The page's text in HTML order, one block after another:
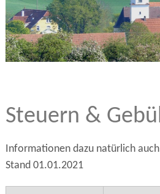
Steuern &
Informationen dazu natürlich
Stand 01.01.2021